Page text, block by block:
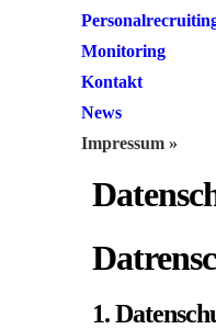
Monitoring
Kontakt
News
Impressum »
1.